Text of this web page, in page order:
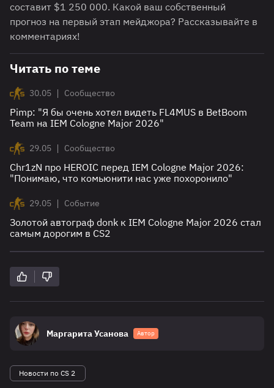
составит $1 250 000. Какой ваш собственный
прогноз на первый этап мейджора? Рассказывайте в
комментариях!
Читать по теме
30.05 | Сообщество
Pimp: "Я бы очень хотел видеть FL4MUS в BetBoom
Team на IEM Cologne Major 2026"
29.05 | Сообщество
Chr1zN про HEROIC перед IEM Cologne Major 2026:
"Понимаю, что комьюнити нас уже похоронило"
29.05 | Событие
Золотой автограф donk к IEM Cologne Major 2026 стал
самым дорогим в CS2
Маргарита Усанова Автор
Новости по CS 2